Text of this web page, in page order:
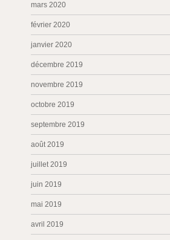
mars 2020
février 2020
janvier 2020
décembre 2019
novembre 2019
octobre 2019
septembre 2019
août 2019
juillet 2019
juin 2019
mai 2019
avril 2019